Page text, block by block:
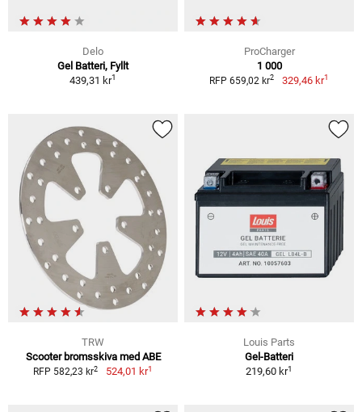
Delo
Gel Batteri, Fyllt
439,31 kr1
ProCharger
1 000
RFP 659,02 kr2 329,46 kr1
TRW
Scooter bromsskiva med ABE
RFP 582,23 kr2 524,01 kr1
Louis Parts
Gel-Batteri
219,60 kr1